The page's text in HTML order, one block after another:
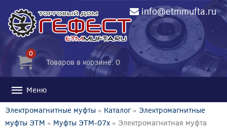
info@etmmufta.ru
0
Товаров в корзине: 0
Меню
Электромагнитные муфты » Каталог» Электромагнитные
муфты ЭТМ » Муфты ЭТМ-07x » Электромагнитная муфта